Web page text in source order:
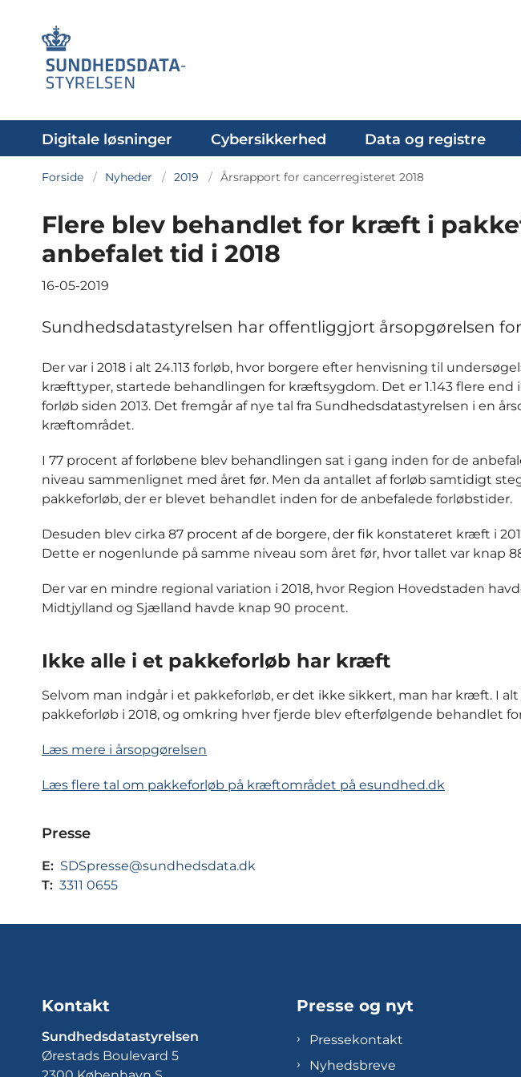
Digitale løsninger Cybersikkerhed Data og registre
Forside Nyheder 2019 Årsrapport for cancerregisteret 2018
Flere blev behandlet for kræft i
anbefalet tid i 2018
16-05-2019
Sundhedsdatastyrelsen har offentliggjort årsopgørelsen
Der var i 2018 i alt 24.113 forløb, hvor borgere efter henvisning til
kræfttyper, startede behandlingen for kræftsygdom. Det er 1.143 flere end
forløb siden 2013. Det fremgår af nye tal fra Sundhedsdatastyrelsen i en
kræftområdet.
I 77 procent af forløbene blev behandlingen sat i gang inden for de
niveau sammenlignet med året før. Men da antallet af forløb samtidigt
pakkeforløb, der er blevet behandlet inden for de anbefalede forløbstider.
Desuden blev cirka 87 procent af de borgere, der fik konstateret kræft i
Dette er nogenlunde på samme niveau som året før, hvor tallet var knap
Der var en mindre regional variation i 2018, hvor Region Hovedstaden
Midtjylland og Sjælland havde knap 90 procent.
Ikke alle i et pakkeforløb har kræft
Selvom man indgår i et pakkeforløb, er det ikke sikkert, man har kræft. I
pakkeforløb i 2018, og omkring hver fjerde blev efterfølgende behandlet
Læs mere i årsopgørelsen
Læs flere tal om pakkeforløb på kræftområdet på esundhed.dk
Presse
E: SDSpresse@sundhedsdata.dk
T: 3311 0655
Kontakt
Sundhedsdatastyrelsen
Ørestads Boulevard 5
Presse og nyt
Pressekontakt
Nyhedsbreve